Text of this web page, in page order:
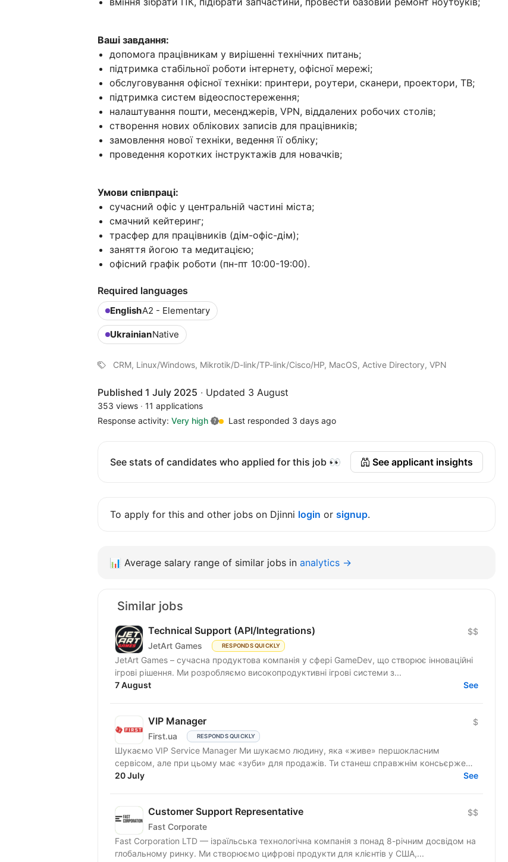
Ваші завдання:
допомога працівникам у вирішенні технічних питань;
підтримка стабільної роботи інтернету, офісної мережі;
обслуговування офісної техніки: принтери, роутери, сканери, проектори, ТВ;
підтримка систем відеоспостереження;
налаштування пошти, месенджерів, VPN, віддалених робочих столів;
створення нових облікових записів для працівників;
замовлення нової техніки, ведення її обліку;
проведення коротких інструктажів для новачків;
Умови співпраці:
сучасний офіс у центральній частині міста;
смачний кейтеринг;
трасфер для працівників (дім-офіс-дім);
заняття йогою та медитацією;
офісний графік роботи (пн-пт 10:00-19:00).
Required languages
EnglishA2 - Elementary
UkrainianNative
CRM, Linux/Windows, Mikrotik/D-link/TP-link/Cisco/HP, MacOS, Active Directory, VPN
Published 1 July 2025 · Updated 3 August
353 views · 11 applications
Response activity: Very high Last responded 3 days ago
See stats of candidates who applied for this job 👀 See applicant insights
To apply for this and other jobs on Djinni login or signup.
📊 Average salary range of similar jobs in analytics →
Similar jobs
Technical Support (API/Integrations)
JetArt Games RESPONDS QUICKLY
$$
JetArt Games – сучасна продуктова компанія у сфері GameDev, що створює інноваційні
ігрові рішення. Ми розробляємо високопродуктивні ігрові системи з...
7 August
See
VIP Manager
First.ua RESPONDS QUICKLY
$
Шукаємо VIP Service Manager Ми шукаємо людину, яка «живе» першокласним
сервісом, але при цьому має «зуби» для продажів. Ти станеш справжнім консьєржем
та...
20 July See
Customer Support Representative
Fast Corporate
$$
Fast Corporation LTD — ізраїльська технологічна компанія з понад 8-річним досвідом на
глобальному ринку. Ми створюємо цифрові продукти для клієнтів у США,...